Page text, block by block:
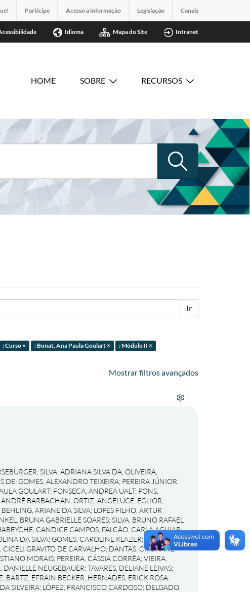
Participe Acesso à informação Legislação Canais
Idioma Mapa do Site Intranet
HOME SOBRE RECURSOS
Ir
: Curso × : Bonat, Ana Paula Goulart ×
: Módulo II ×
Mostrar filtros avançados
;SILVA, ADRIANA SILVA DA;OLIVEIRA,
DE; GOMES, ALEXANDRO TEIXEIRA; PEREIRA JÚNIOR,
GOULART; FONSECA, ANDREA UALT; PONS,
ANDRÉ BARBACHAN;ORTIZ, ANGELUCE; EGLIOR,
BEHLING, ARIANE DA SILVA; LOPES FILHO, ARTUR
BRUNA GABRIELLE SOARES;SILVA, BRUNO RAFAEL
CANDICE CAMPOS; FALCÃO, CARLA AGUIAR;
DA SILVA; GOMES, CAROLINE KLAZER;
SCHNEIDER,
CICELI GRAVITO DE CARVALHO; DANTAS, CRISTIANE
MORAIS; PEREIRA, CÁSSIA CORRÊA;VIEIRA,
DANIELLE NEUGEBAUER;TAVARES, DELIANE LEIVAS;
; BARTZ, EFRAIN BECKER; HERNADES, ERICK ROSA;
SILVEIRA; LÓPEZ, FRANCISCO CARDOSO; DELGADO,